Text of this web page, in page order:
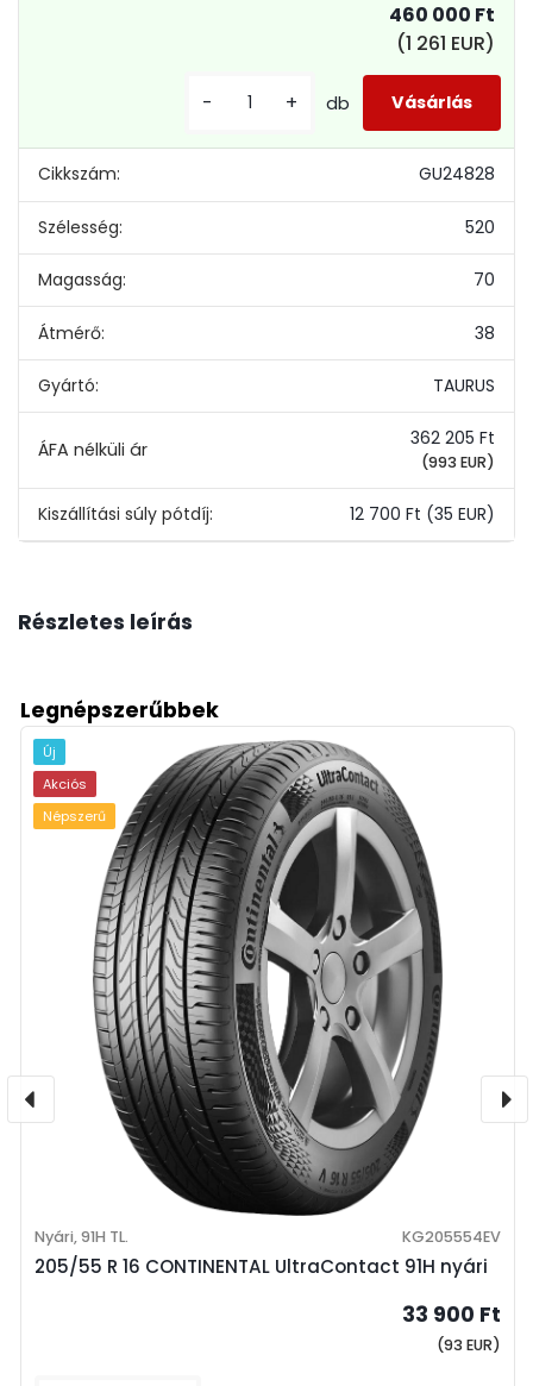
Cikkszám: GU24828
Szélesség: 520
Magasság: 70
Átmérő: 38
Gyártó: TAURUS
362 205 Ft
(993 EUR)
460 000 Ft
(1 261 EUR)
Kiszállítási súly pótdíj: 12 700 Ft (35 EUR)
- + db
Részletes leírás
Legnépszerűbbek
205/55 R 16 CONTINENTAL UltraContact 91H nyári
Nyári, 91H TL. KG205554EV
33 900 Ft
(93 EUR)
Új
Akciós
Népszerű